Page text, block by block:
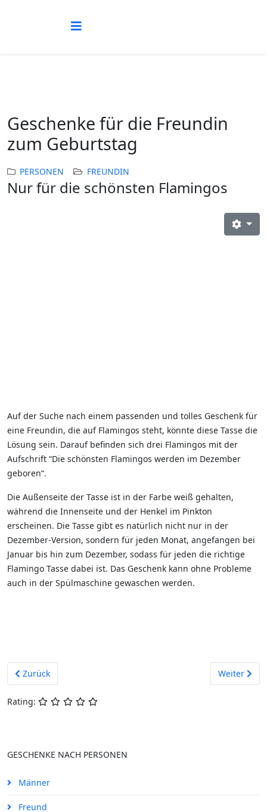
Geschenke für die Freundin
zum Geburtstag
PERSONEN FREUNDIN
Nur für die schönsten Flamingos
Auf der Suche nach einem passenden und tolles Geschenk für
eine Freundin, die auf Flamingos steht, könnte diese Tasse die
Lösung sein. Darauf befinden sich drei Flamingos mit der
Aufschrift “Die schönsten Flamingos werden im Dezember
geboren“.
Die Außenseite der Tasse ist in der Farbe weiß gehalten,
während die Innenseite und der Henkel im Pinkton
erscheinen. Die Tasse gibt es natürlich nicht nur in der
Dezember-Version, sondern für jeden Monat, angefangen bei
Januar bis hin zum Dezember, sodass für jeden die richtige
Flamingo Tasse dabei ist. Das Geschenk kann ohne Probleme
auch in der Spülmaschine gewaschen werden.
Vorheriger Beitrag: Komplimente kommen immer gut an
Zurück Nächster
Weiter
Rating:
GESCHENKE NACH PERSONEN
Männer
Freund